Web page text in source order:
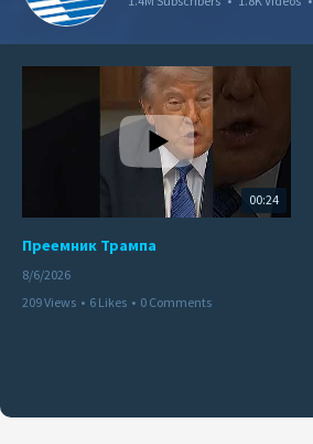
00:24
Преемник Трампа
8/6/2026
209 Views • 6 Likes • 0 Comments